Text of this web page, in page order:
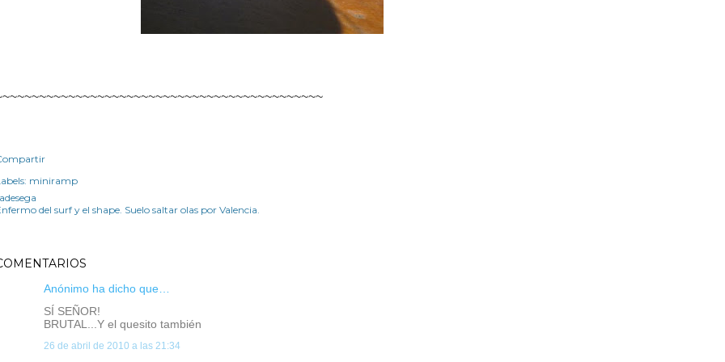
miniramp
del surf y el shape. Suelo saltar olas por Valencia.
Anónimo ha dicho que…
SÍ SEÑOR!
BRUTAL...Y el quesito también
26 de abril de 2010 a las 21:34